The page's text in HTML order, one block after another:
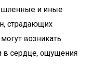
и иные
страдающих
возникать
в сердце, ощущения